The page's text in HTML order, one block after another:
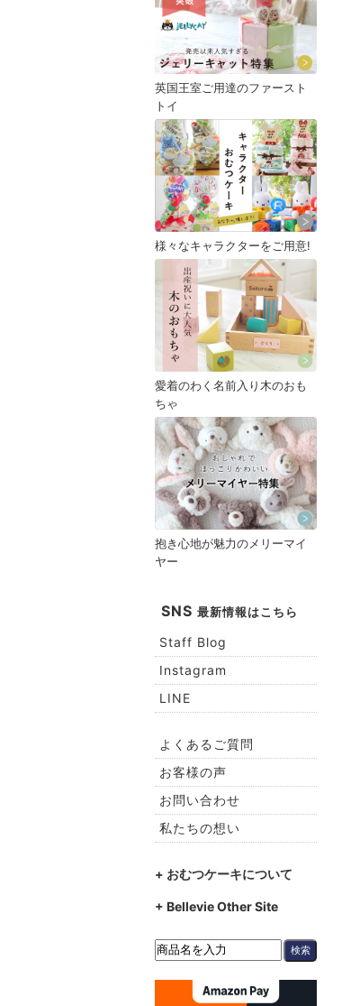
英国王室ご用達のファースト
トイ
様々なキャラクターをご用意!
愛着のわく名前入り木のおも
ちゃ
抱き心地が魅力のメリーマイ
ヤー
SNS 最新情報はこちら
Staff Blog
Instagram
LINE
よくあるご質問
お客様の声
お問い合わせ
私たちの想い
+ おむつケーキについて
+ Bellevie Other Site